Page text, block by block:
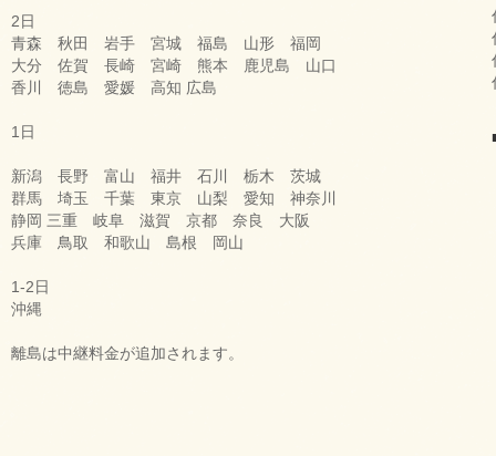
2日
青森 秋田 岩手 宮城 福島 山形 福岡
大分 佐賀 長崎 宮崎 熊本 鹿児島 山口
香川 徳島 愛媛 高知 広島
1日
新潟 長野 富山 福井 石川 栃木 茨城
群馬 埼玉 千葉 東京 山梨 愛知 神奈川
静岡 三重 岐阜 滋賀 京都 奈良 大阪
兵庫 鳥取 和歌山 島根 岡山
1-2日
沖縄
離島は中継料金が追加されます。